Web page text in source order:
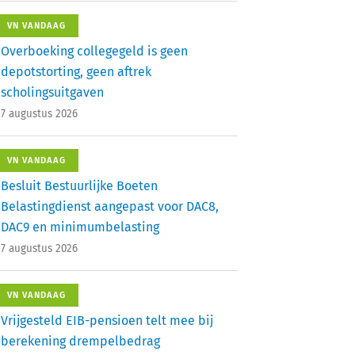
VN VANDAAG
Overboeking collegegeld is geen
depotstorting, geen aftrek
scholingsuitgaven
7 augustus 2026
VN VANDAAG
Besluit Bestuurlijke Boeten
Belastingdienst aangepast voor DAC8,
DAC9 en minimumbelasting
7 augustus 2026
VN VANDAAG
Vrijgesteld EIB-pensioen telt mee bij
berekening drempelbedrag